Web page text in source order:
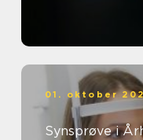
01. oktober
Synsprøve i